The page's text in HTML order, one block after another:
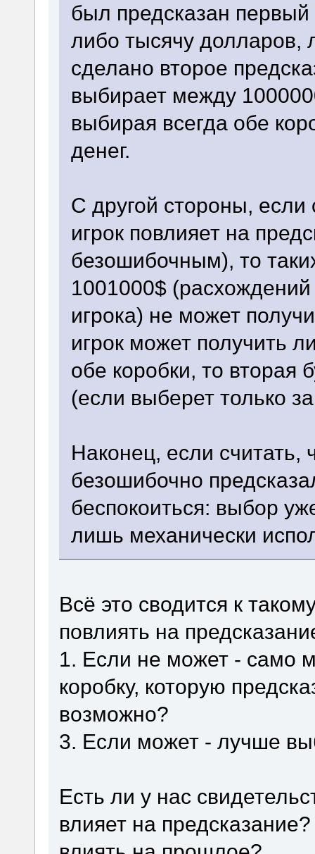
был предсказан первый
либо тысячу долларов,
сделано второе
выбирает между
выбирая всегда обе
денег.
С другой стороны, если
игрок повлияет на
безошибочным), то
1001000$
игрока) не может
игрок может получить
обе коробки, то вторая
(если выберет только
Наконец, если считать,
безошибочно
беспокоиться: выбор
лишь механически
Всё это сводится к
повлиять на
1. Если не может - само
коробку, которую
возможно?
3. Если может - лучше
Есть ли у нас
влияет на